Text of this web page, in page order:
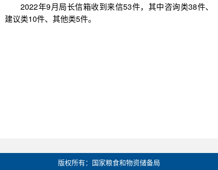
2022年9月局长信箱收到来信53件，其中咨询类38件、
建议类10件、其他类5件。
版权所有：国家粮食和物资储备局